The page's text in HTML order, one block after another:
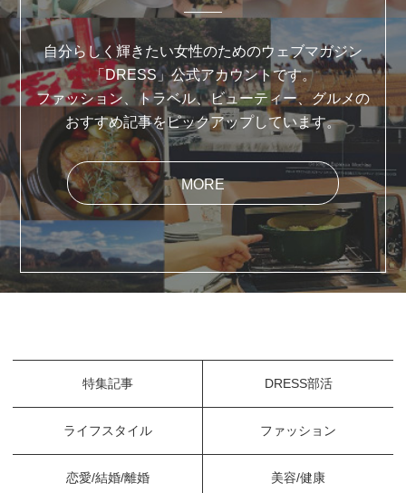
自分らしく輝きたい女性のためのウェブマガジン
「DRESS」公式アカウントです。
ファッション、トラベル、ビューティー、グルメの
おすすめ記事をピックアップしています。
MORE
特集記事 DRESS部活
ライフスタイル ファッション
恋愛/結婚/離婚 美容/健康